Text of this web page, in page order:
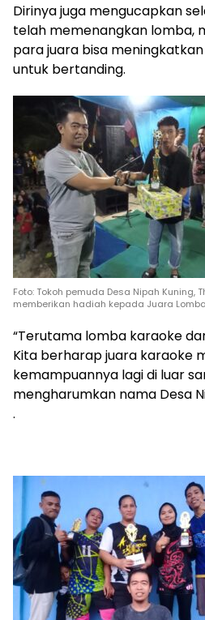
Dirinya juga mengucapkan
telah memenangkan lomba,
para juara bisa
untuk bertanding.
Foto: Tokoh pemuda Desa Nipah Kuning,
memberikan hadiah kepada Juara Lomba
“Terutama lomba karaoke
Kita berharap juara karaoke
kemampuannya lagi di luar
mengharumkan nama Desa
.